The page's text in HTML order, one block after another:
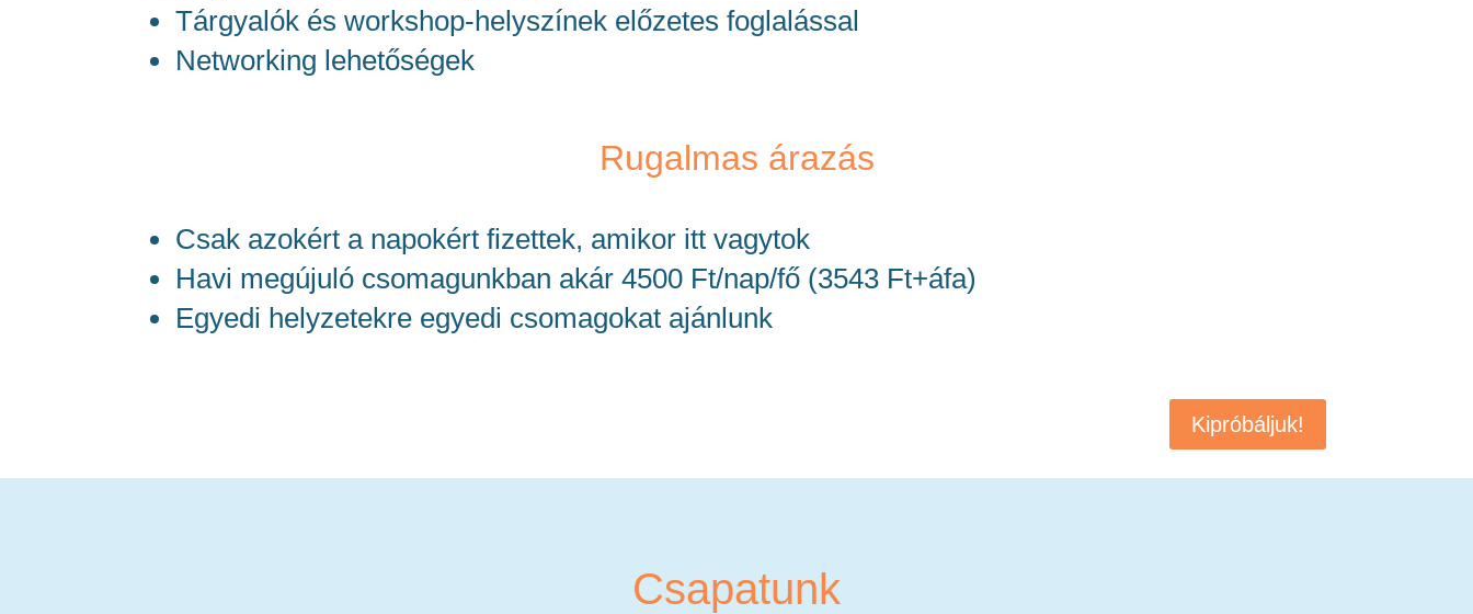
Tárgyalók és workshop-helyszínek előzetes foglalással
Networking lehetőségek
Rugalmas árazás
Csak azokért a napokért fizettek, amikor itt vagytok
Havi megújuló csomagunkban akár 4500 Ft/nap/fő (3543 Ft+áfa)
Egyedi helyzetekre egyedi csomagokat ajánlunk
Kipróbáljuk!
Csapatunk